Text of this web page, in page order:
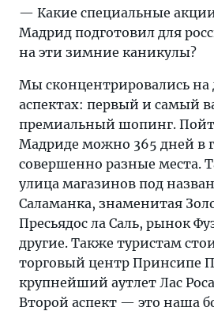
— Какие специальные
Мадрид подготовил для
на эти зимние каникулы?
Мы сконцентрировались на
аспектах: первый и самый
премиальный шопинг.
Мадриде можно 365 дней в
совершенно разные места.
улица магазинов под
Саламанка, знаменитая
Пресьядос ла Саль, рынок
другие. Также туристам
торговый центр Принсипе
крупнейший аутлет Лас
Второй аспект — это наша